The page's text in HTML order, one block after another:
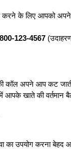
के लिए आपको अपने
123-4567
कॉल अपने आप कट
खाते की वर्तमान
उपयोग करना बेहद